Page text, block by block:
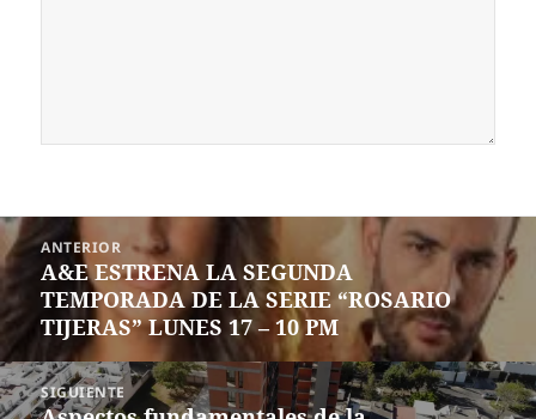
Navegación
de
entradas
ANTERIOR
Entrada
anterior:
A&E ESTRENA LA SEGUNDA
TEMPORADA DE LA SERIE “ROSARIO
TIJERAS” LUNES 17 – 10 PM
SIGUIENTE